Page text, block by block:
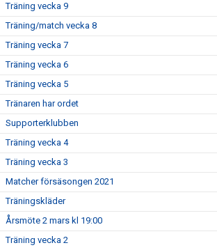
Träning vecka 9
Träning/match vecka 8
Träning vecka 7
Träning vecka 6
Träning vecka 5
Tränaren har ordet
Supporterklubben
Träning vecka 4
Träning vecka 3
Matcher försäsongen 2021
Träningskläder
Årsmöte 2 mars kl 19:00
Träning vecka 2